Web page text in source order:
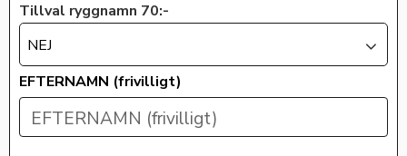
Tillval ryggnamn 70:-
NEJ
EFTERNAMN (frivilligt)